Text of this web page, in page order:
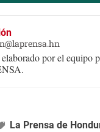
por el equipo
La Prensa de